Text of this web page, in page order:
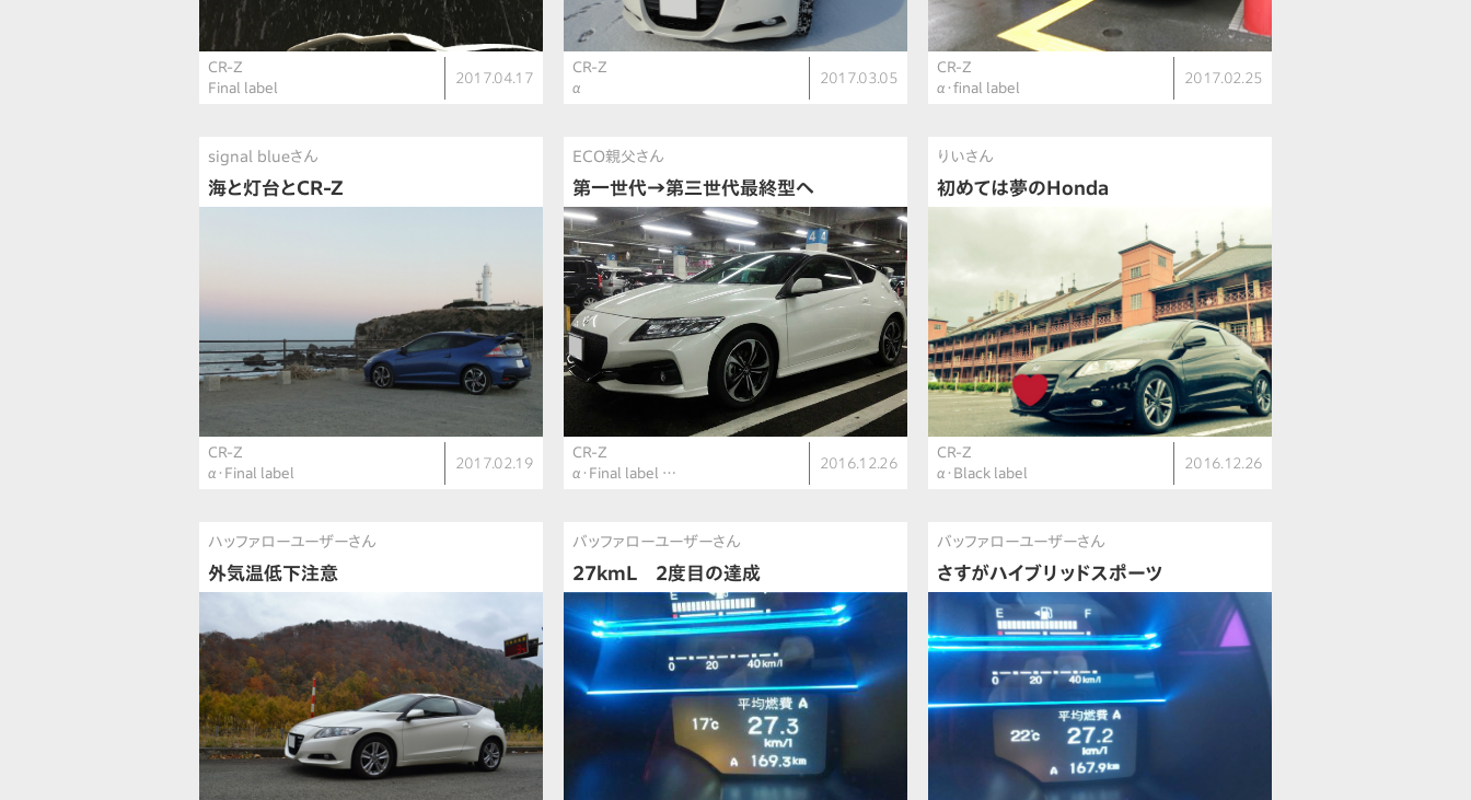
CR-Z
Final label
2017.04.17
CR-Z
α
2017.03.05
CR-Z
α・final label
2017.02.25
signal blueさん
海と灯台とCR-Z
CR-Z
α・Final label
2017.02.19
ECO親父さん
第一世代→第三世代最終型へ
CR-Z
α・Final label …
2016.12.26
りいさん
初めては夢のHonda
CR-Z
α・Black label
2016.12.26
ハッファローユーザーさん
外気温低下注意
バッファローユーザーさん
27kmL 2度目の達成
バッファローユーザーさん
さすがハイブリッドスポーツ